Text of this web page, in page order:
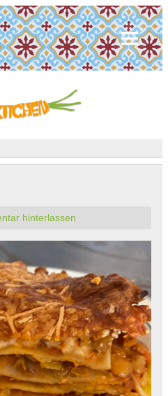
hinterlassen